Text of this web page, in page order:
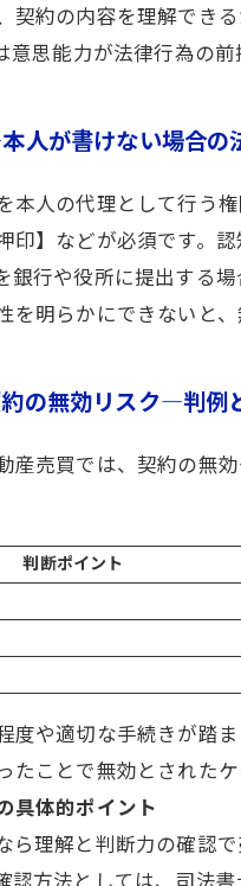
契約の内容を理解でき
思能力が法律行為の
人が書けない場合の
本人の代理として行う
印】などが必須です。
銀行や役所に提出する
明らかにできないと、
の無効リスク―判例
産売買では、契約の無
判断ポイント
度や適切な手続きが踏
ことで無効とされたケ
具体的ポイント
ら理解と判断力の確認